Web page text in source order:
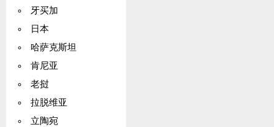
牙买加
日本
哈萨克斯坦
肯尼亚
老挝
拉脱维亚
立陶宛